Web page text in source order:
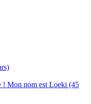
Mon nom est Loeki (45